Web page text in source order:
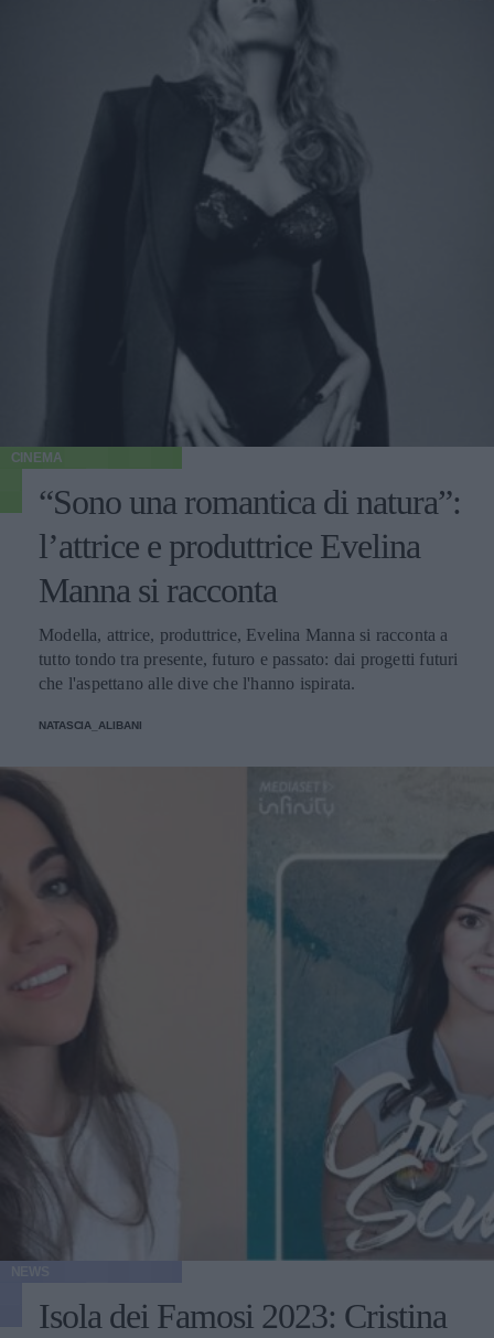
CINEMA
“Sono una romantica di natura”:
l’attrice e produttrice Evelina
Manna si racconta
Modella, attrice, produttrice, Evelina Manna si racconta a
tutto tondo tra presente, futuro e passato: dai progetti futuri
che l'aspettano alle dive che l'hanno ispirata.
NATASCIA_ALIBANI
Isola dei Famosi 2023: Cristina